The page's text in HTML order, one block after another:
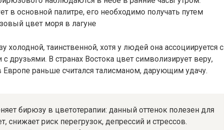
в основной палитре, его необходимо получать путем
таинственной, хотя у людей она ассоциируется с
друзьями. В странах Востока цвет символизирует веру,
Европе раньше считался талисманом, дарующим удачу.
бирюзу в цветотерапии: данный оттенок полезен для
снижает риск перегрузок, депрессий и стрессов.